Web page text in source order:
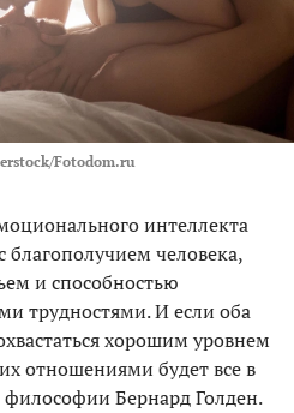
Fotodom.ru
интеллекта
благополучием человека,
и способностью
трудностями. И если оба
хорошим уровнем
отношениями будет все в
философии Бернард Голден.